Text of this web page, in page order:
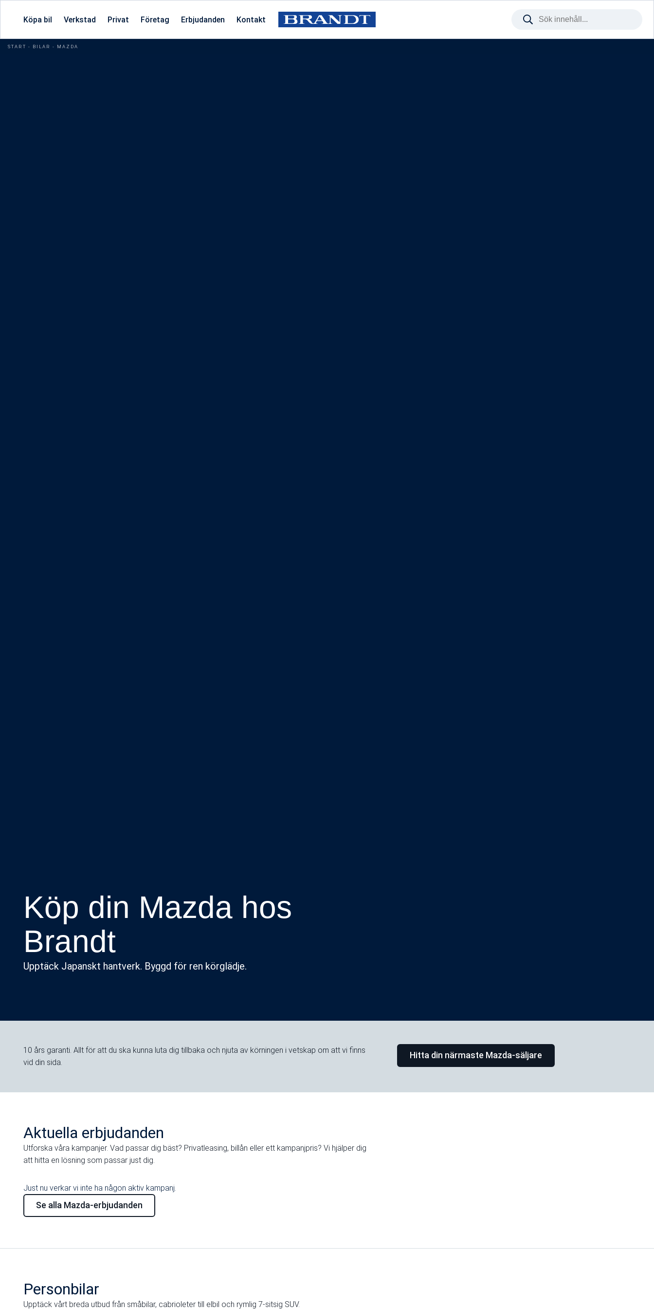
Köpa bil Verkstad Privat Företag Erbjudanden Kontakt
START - BILAR - MAZDA
Köp din Mazda hos
Brandt
Upptäck Japanskt hantverk. Byggd för ren körglädje.
10 års garanti. Allt för att du ska kunna luta dig tillbaka och njuta av körningen i vetskap om att vi finns
vid din sida.
Hitta din närmaste Mazda-säljare
Aktuella erbjudanden
Utforska våra kampanjer. Vad passar dig bäst? Privatleasing, billån eller ett kampanjpris? Vi hjälper dig
att hitta en lösning som passar just dig.
Just nu verkar vi inte ha någon aktiv kampanj.
Se alla Mazda-erbjudanden
Personbilar
Upptäck vårt breda utbud från småbilar, cabrioleter till elbil och rymlig 7-sitsig SUV.